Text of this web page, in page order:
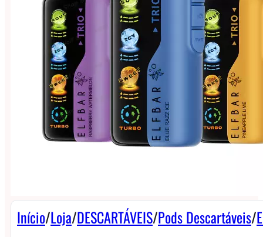
Início/Loja/DESCARTÁVEIS/Pods Descartáveis/